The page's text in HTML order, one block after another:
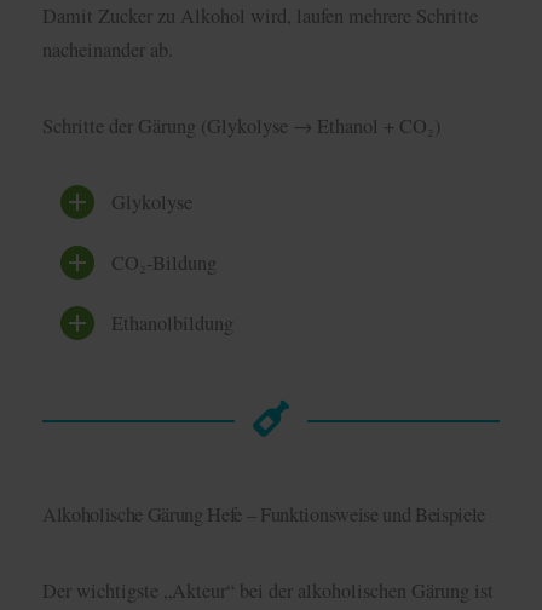
Damit Zucker zu Alkohol wird, laufen mehrere Schritte
nacheinander ab.
Schritte der Gärung (Glykolyse → Ethanol + CO₂)
Glykolyse
CO₂-Bildung
Ethanolbildung
Alkoholische Gärung Hefe – Funktionsweise und Beispiele
Der wichtigste „Akteur“ bei der alkoholischen Gärung ist